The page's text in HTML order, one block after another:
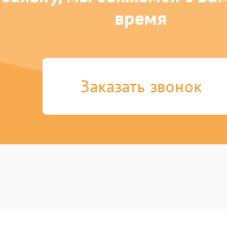
время
Заказать звонок